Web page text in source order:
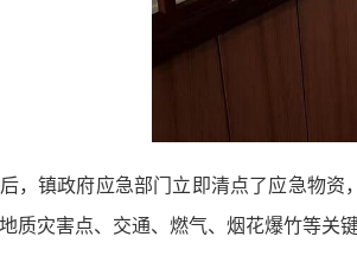
，镇政府应急部门立即清点了应急物
质灾害点、交通、燃气、烟花爆竹等关